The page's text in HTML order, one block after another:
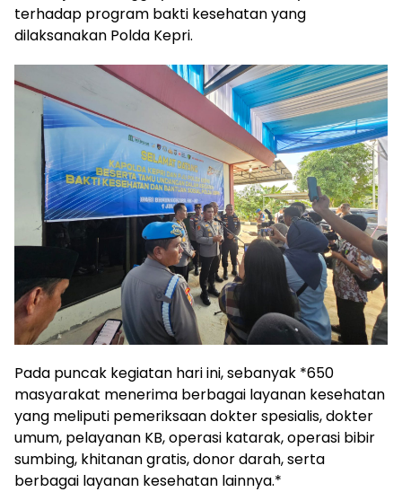
terhadap program bakti kesehatan yang
dilaksanakan Polda Kepri.
‎Pada puncak kegiatan hari ini, sebanyak *650
masyarakat menerima berbagai layanan kesehatan
yang meliputi pemeriksaan dokter spesialis, dokter
umum, pelayanan KB, operasi katarak, operasi bibir
sumbing, khitanan gratis, donor darah, serta
berbagai layanan kesehatan lainnya.*